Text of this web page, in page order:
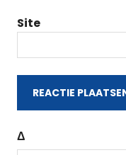
Site
Δ